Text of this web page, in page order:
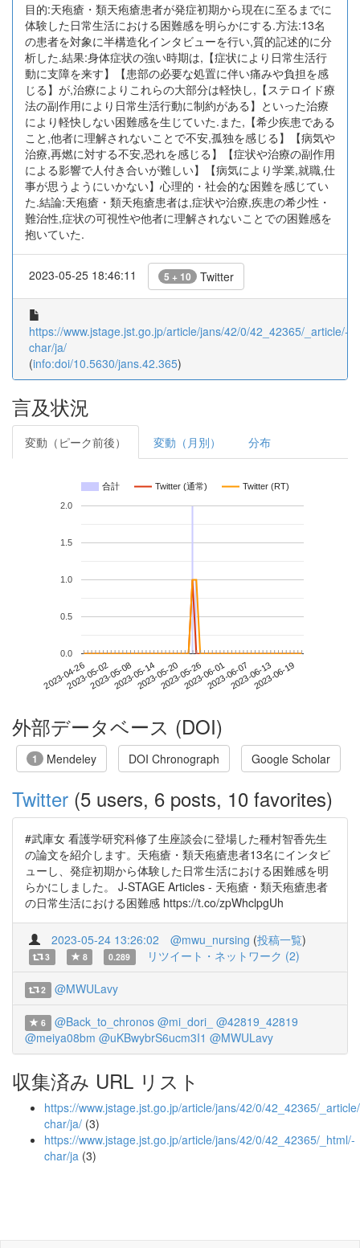
目的:天疱瘡・類天疱瘡患者が発症初期から現在に至るまでに
体験した日常生活における困難感を明らかにする.方法:13名
の患者を対象に半構造化インタビューを行い,質的記述的に分
析した.結果:身体症状の強い時期は,【症状により日常生活行
動に支障を来す】【患部の必要な処置に伴い痛みや負担を感
じる】が,治療によりこれらの大部分は軽快し,【ステロイド療
法の副作用により日常生活行動に制約がある】といった治療
により軽快しない困難感を生じていた.また,【希少疾患である
こと,他者に理解されないことで不安,孤独を感じる】【病気や
治療,再燃に対する不安,恐れを感じる】【症状や治療の副作用
による影響で人付き合いが難しい】【病気により学業,就職,仕
事が思うようにいかない】心理的・社会的な困難を感じてい
た.結論:天疱瘡・類天疱瘡患者は,症状や治療,疾患の希少性・
難治性,症状の可視性や他者に理解されないことでの困難感を
抱いていた.
2023-05-25 18:46:11 5 + 10 Twitter
https://www.jstage.jst.go.jp/article/jans/42/0/42_42365/_article/-
char/ja/
(info:doi/10.5630/jans.42.365)
言及状況
変動（ピーク前後） 変動（月別） 分布
合計 Twitter (通常) Twitter (RT)
2023-04-262023-05-022023-05-082023-05-142023-05-202023-05-262023-06-012023-06-072023-06-132023-06-19
0.0
0.5
1.0
1.5
2.0
外部データベース (DOI)
1 Mendeley DOI Chronograph Google Scholar
Twitter (5 users, 6 posts, 10 favorites)
#武庫女 看護学研究科修了生座談会に登場した種村智香先生
の論文を紹介します。天疱瘡・類天疱瘡患者13名にインタビ
ューし、発症初期から体験した日常生活における困難感を明
らかにしました。 J-STAGE Articles - 天疱瘡・類天疱瘡患者
の日常生活における困難感 https://t.co/zpWhclpgUh
2023-05-24 13:26:02 @mwu_nursing (投稿一覧)
3 8 0.289 リツイート・ネットワーク (2)
2 @MWULavy
6 @Back_to_chronos @mi_dori_ @42819_42819
@meiya08bm @uKBwybrS6ucm3I1 @MWULavy
収集済み URL リスト
https://www.jstage.jst.go.jp/article/jans/42/0/42_42365/
char/ja/ (3)
https://www.jstage.jst.go.jp/article/jans/42/0/42_42365/_html/-
char/ja (3)